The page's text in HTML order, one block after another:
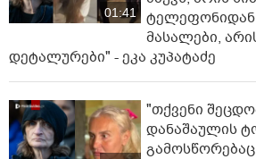
01:41
მასალები,
დეტალურები" - ეკა კუპატაძე
"თქვენი
დანაშაულის